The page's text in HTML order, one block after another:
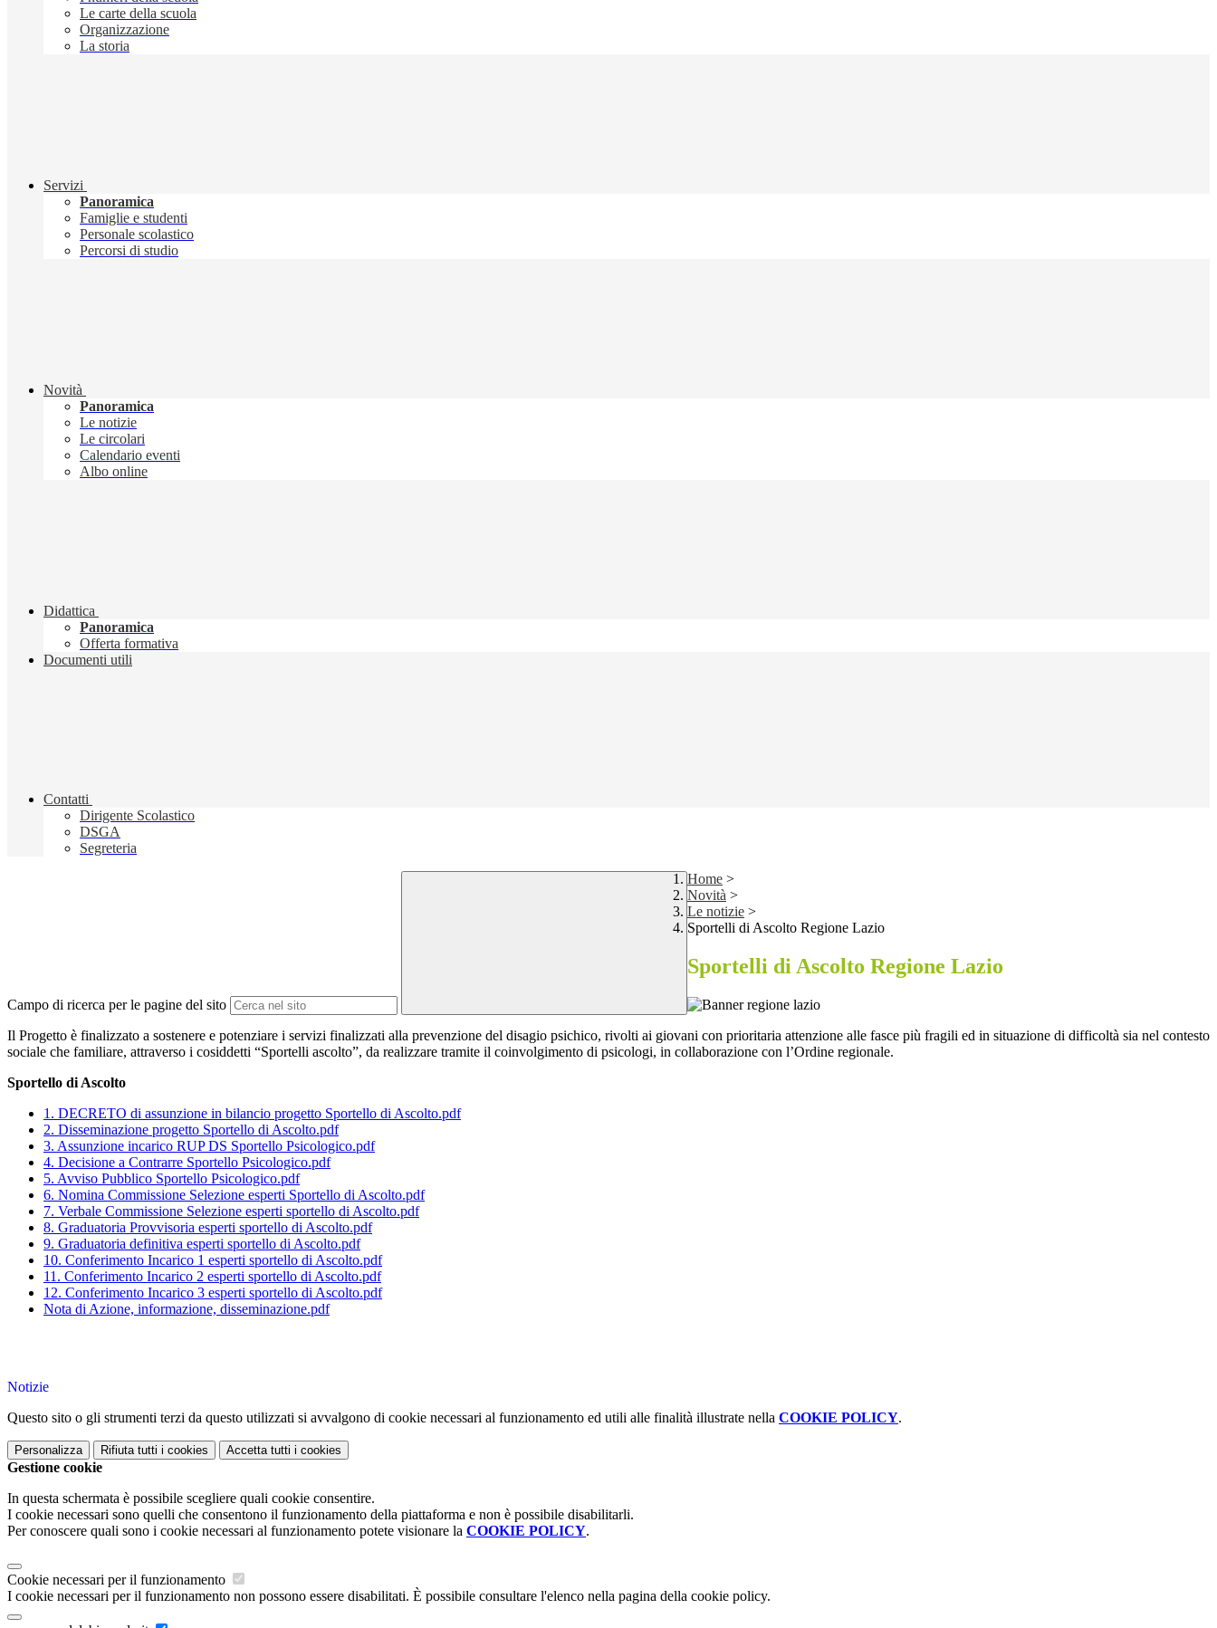
Le carte della scuola
Organizzazione
La storia
Servizi
Panoramica
Famiglie e studenti
Personale scolastico
Percorsi di studio
Novità
Panoramica
Le notizie
Le circolari
Calendario eventi
Albo online
Didattica
Panoramica
Offerta formativa
Documenti utili
Contatti
Dirigente Scolastico
DSGA
Segreteria
Campo di ricerca per le pagine del sito
Home >
Novità >
Le notizie >
Sportelli di Ascolto Regione Lazio
Sportelli di Ascolto Regione Lazio
Il Progetto è finalizzato a sostenere e potenziare i servizi finalizzati alla prevenzione del disagio psichico, rivolti ai giovani con prioritaria attenzione alle fasce più fragili ed in situazione di difficoltà sia nel contesto
sociale che familiare, attraverso i cosiddetti “Sportelli ascolto”, da realizzare tramite il coinvolgimento di psicologi, in collaborazione con l’Ordine regionale.
Sportello di Ascolto
1. DECRETO di assunzione in bilancio progetto Sportello di Ascolto.pdf
2. Disseminazione progetto Sportello di Ascolto.pdf
3. Assunzione incarico RUP DS Sportello Psicologico.pdf
4. Decisione a Contrarre Sportello Psicologico.pdf
5. Avviso Pubblico Sportello Psicologico.pdf
6. Nomina Commissione Selezione esperti Sportello di Ascolto.pdf
7. Verbale Commissione Selezione esperti sportello di Ascolto.pdf
8. Graduatoria Provvisoria esperti sportello di Ascolto.pdf
9. Graduatoria definitiva esperti sportello di Ascolto.pdf
10. Conferimento Incarico 1 esperti sportello di Ascolto.pdf
11. Conferimento Incarico 2 esperti sportello di Ascolto.pdf
12. Conferimento Incarico 3 esperti sportello di Ascolto.pdf
Nota di Azione, informazione, disseminazione.pdf
Notizie
Questo sito o gli strumenti terzi da questo utilizzati si avvalgono di cookie necessari al funzionamento ed utili alle finalità illustrate nella COOKIE POLICY.
Personalizza Rifiuta tutti i cookies Accetta tutti i cookies
Gestione cookie
In questa schermata è possibile scegliere quali cookie consentire.
I cookie necessari sono quelli che consentono il funzionamento della piattaforma e non è possibile disabilitarli.
Per conoscere quali sono i cookie necessari al funzionamento potete visionare la COOKIE POLICY.
Cookie necessari per il funzionamento
I cookie necessari per il funzionamento non possono essere disabilitati. È possibile consultare l'elenco nella pagina della cookie policy.